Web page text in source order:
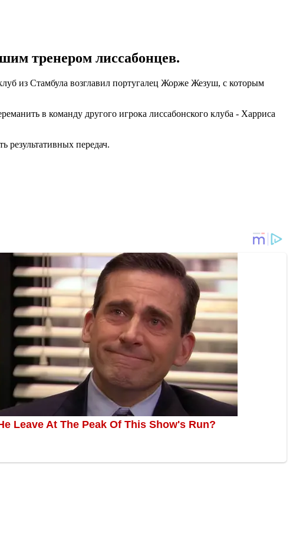
тренером лиссабонцев.
из Стамбула возглавил португалец Жорже Жезуш, с которым
в команду другого игрока лиссабонского клуба - Харриса
результативных передач.